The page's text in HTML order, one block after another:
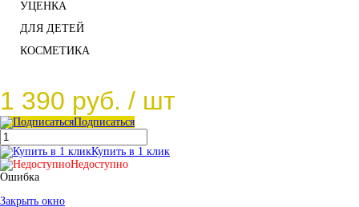
УЦЕНКА
ДЛЯ ДЕТЕЙ
КОСМЕТИКА
1 390 руб. / шт
Подписаться
Купить в 1 клик
Недоступно
Ошибка
Закрыть окно